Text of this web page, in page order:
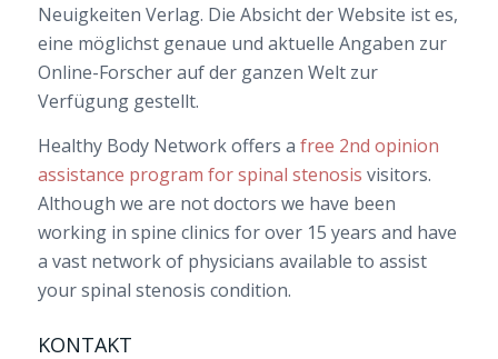
Neuigkeiten Verlag. Die Absicht der Website ist es,
eine möglichst genaue und aktuelle Angaben zur
Online-Forscher auf der ganzen Welt zur
Verfügung gestellt.
Healthy Body Network offers a free 2nd opinion
assistance program for spinal stenosis visitors.
Although we are not doctors we have been
working in spine clinics for over 15 years and have
a vast network of physicians available to assist
your spinal stenosis condition.
KONTAKT